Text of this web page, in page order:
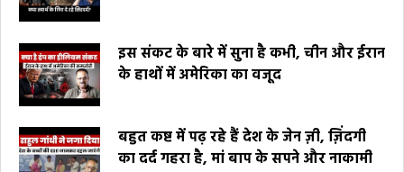
इस संकट के बारे में सुना है कभी, चीन और ईरान
के हाथों में अमेरिका का वजूद
बहुत कष्ट में पढ़ रहे हैं देश के जेन ज़ी, ज़िंदगी
का दर्द गहरा है, मां बाप के सपने और नाकामी